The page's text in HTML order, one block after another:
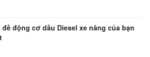
động cơ dầu Diesel xe nâng của bạn